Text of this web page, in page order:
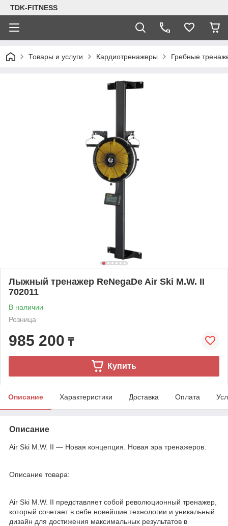
TDK-FITNESS
Товары и услуги Кардиотренажеры Гребные
Лыжный тренажер ReNеgаDe Air Ski M.W. II
702011
В наличии
Розница
985 200 ₸
Купить
Описание Характеристики Доставка Оплата
Описание
Air Ski M.W. II — Новая концепция. Новая эра тренажеров.
Описание товара:
Air Ski M.W. II представляет собой революционный тренажер,
который сочетает в себе новейшие технологии и уникальный
дизайн для достижения максимальных результатов в